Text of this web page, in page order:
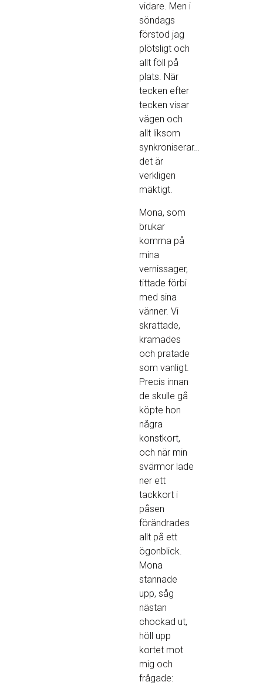
vidare. Men i
söndags
förstod jag
plötsligt och
allt föll på
plats. När
tecken efter
tecken visar
vägen och
allt liksom
synkroniserar…
det är
verkligen
mäktigt.
Mona, som
brukar
komma på
mina
vernissager,
tittade förbi
med sina
vänner. Vi
skrattade,
kramades
och pratade
som vanligt.
Precis innan
de skulle gå
köpte hon
några
konstkort,
och när min
svärmor lade
ner ett
tackkort i
påsen
förändrades
allt på ett
ögonblick.
Mona
stannade
upp, såg
nästan
chockad ut,
höll upp
kortet mot
mig och
frågade: